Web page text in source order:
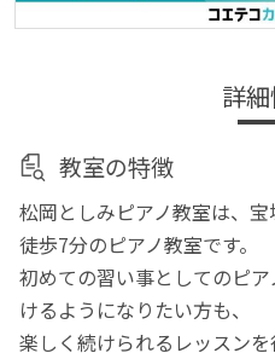
詳
教室の特徴
松岡としみピアノ教室は、
徒歩7分のピアノ教室です。
初めての習い事としてのピ
けるようになりたい方も、
楽しく続けられるレッスン